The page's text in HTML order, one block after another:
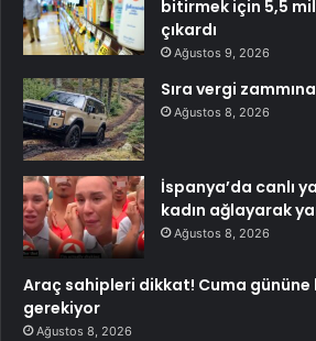
bitirmek için 5,5
çıkardı
Ağustos 9, 2026
Sıra vergi
Ağustos 8, 2026
İspanya’da canlı
kadın ağlayarak
Ağustos 8, 2026
Araç sahipleri dikkat! Cuma
gerekiyor
Ağustos 8, 2026